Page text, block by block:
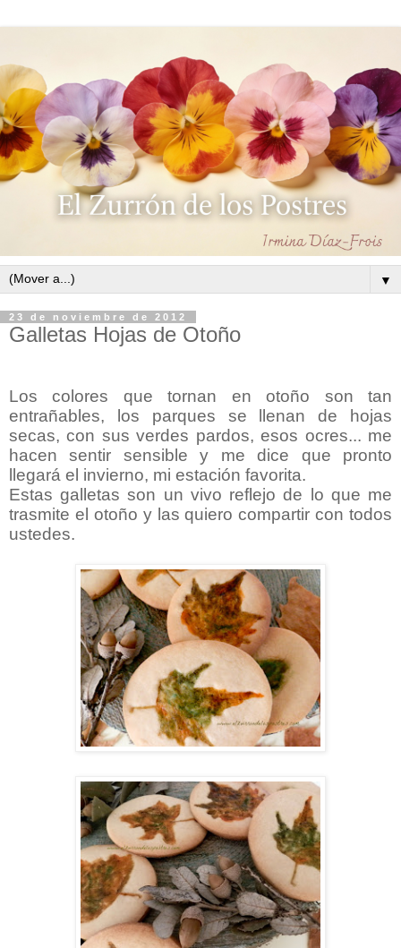
▼
23 de noviembre de 2012
Galletas Hojas de Otoño
Los colores que tornan en otoño son tan
entrañables, los parques se llenan de hojas
secas, con sus verdes pardos, esos ocres... me
hacen sentir sensible y me dice que pronto
llegará el invierno, mi estación favorita.
Estas galletas son un vivo reflejo de lo que me
trasmite el otoño y las quiero compartir con todos
ustedes.